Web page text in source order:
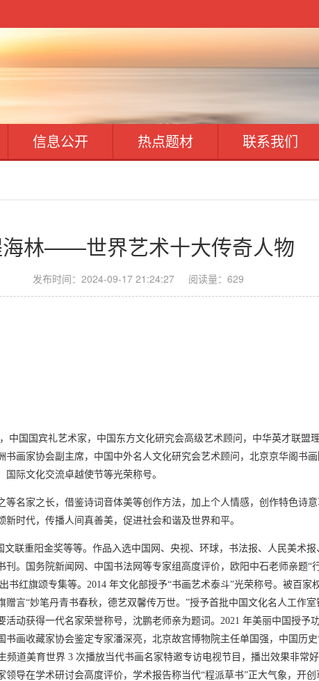
信息公开 热点题材 联系我们
林——世界艺术十大传奇人物
发布时间：2024-09-17 21:24:27 阅读量：629
中国国宾礼艺术家，中国东方文化研究会高级艺术顾问，中华英才联盟
画家协会副主席，中国中外名人文化研究会艺术顾问，北京京华阁书
际文化交流卓越使节等光荣称号。
名家之长，借鉴诗词音体美等创作方法，加上个人情感，创作特色诗
时代，传播人间真善美，促进社会和谐及世界和平。
联重阳金奖等等。作品入选中国网、央视、环球，书法报、人民美术
。国务院新闻网、中国书法网等专家组高度评价，欧阳中石老师亲题“
红旗颂专集等。2014 年文化部授予“书画艺术泰斗”光荣称号。被百家
言“妙笔丹青书春秋，德艺双馨传万世。”授予首批中国文化名人工作
动获得一代名家荣誉称号，沈鹏老师亲为题词。2021 年美丽中国授予
画收藏家协会鉴定专家潘深亮，北京故宫博物院主任单国强，中国历
频道美育世界 3 次播放当代书画名家特邀专访电视节目，播岀效果非常
导在学术研讨会高度评价，学术报告称当代“程派草书”正大气象，开